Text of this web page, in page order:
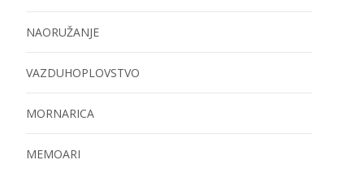
NAORUŽANJE
VAZDUHOPLOVSTVO
MORNARICA
MEMOARI